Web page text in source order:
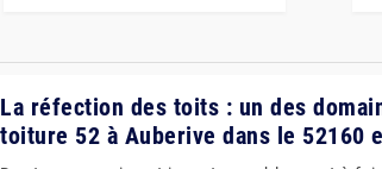
La réfection des toits : un des
toiture 52 à Auberive dans le 52160